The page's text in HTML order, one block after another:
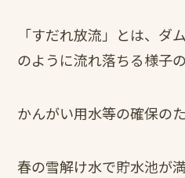
「すだれ放流」とは、ダ
のように流れ落ちる様子の
かんがい用水等の確保のた
春の雪解け水で貯水池が満